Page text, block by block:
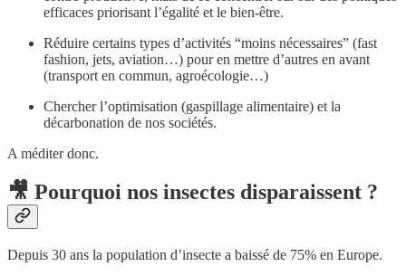
efficaces priorisant l’égalité et le bien-être.
Réduire certains types d’activités “moins nécessaires” (fast
fashion, jets, aviation…) pour en mettre d’autres en avant
(transport en commun, agroécologie…)
Chercher l’optimisation (gaspillage alimentaire) et la
décarbonation de nos sociétés.
A méditer donc.
🎥 Pourquoi nos insectes disparaissent ?
Depuis 30 ans la population d’insecte a baissé de 75% en Europe.